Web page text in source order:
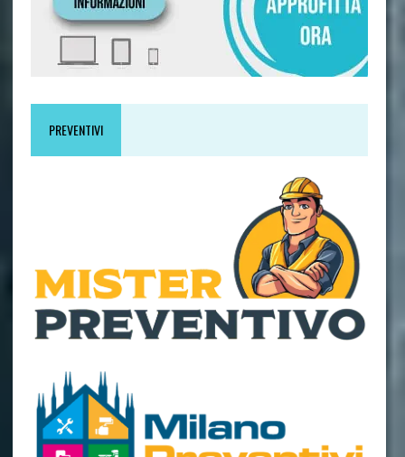
PREVENTIVI